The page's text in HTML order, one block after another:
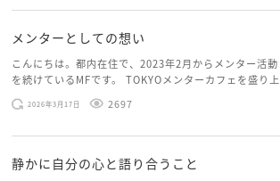
メンターとしての想い
こんにちは。都内在住で、2023年2月からメンター活動
を続けているMFです。 TOKYOメンターカフェを盛り上
げたいという想いから、勇気を出して初めてブログを投
稿してみようと思います。少し自分のことを書いてみま
2026年3月17日 2697
静かに自分の心と語り合うこと